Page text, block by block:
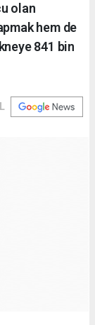
olan
hem de
841 bin